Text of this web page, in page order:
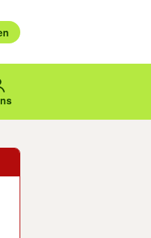
Pfeiltasten nach oben/